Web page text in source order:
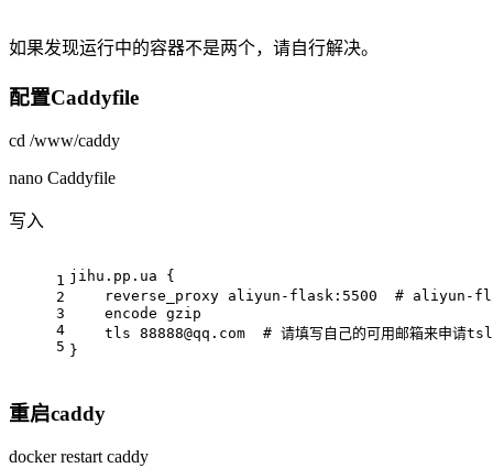
如果发现运行中的容器不是两个，请自行解决。
配置Caddyfile
cd /www/caddy
nano Caddyfile
写入
1
2
3
4
5
jihu.pp.ua {
    reverse_proxy aliyun-flask:
5500
# aliyun-
    encode gzip
    tls
88888@qq .com # 请填写自己的可用邮箱来申请
}
重启caddy
docker restart caddy